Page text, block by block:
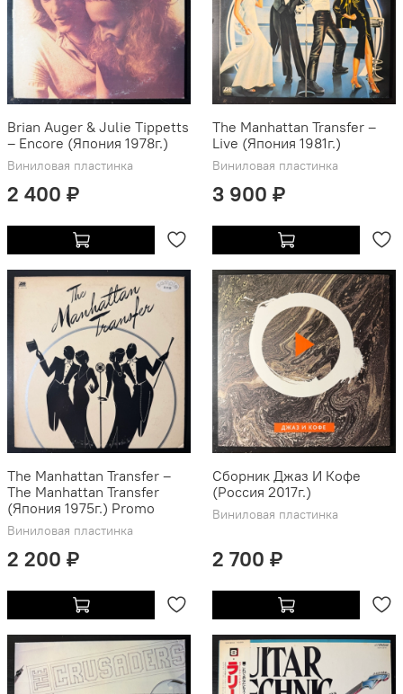
Brian Auger & Julie Tippetts
‎– Encore (Япония 1978г.)
Виниловая пластинка
2 400 ₽
The Manhattan Transfer ‎–
Live (Япония 1981г.)
Виниловая пластинка
3 900 ₽
The Manhattan Transfer ‎–
The Manhattan Transfer
(Япония 1975г.) Promo
Виниловая пластинка
2 200 ₽
Сборник Джаз И Кофе
(Россия 2017г.)
Виниловая пластинка
2 700 ₽